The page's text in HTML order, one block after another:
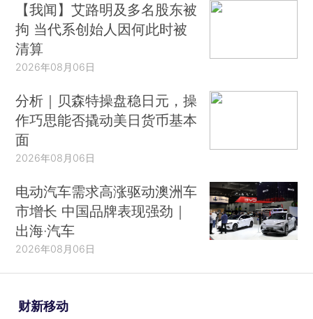
【我闻】艾路明及多名股东被
拘 当代系创始人因何此时被
清算
2026年08月06日
分析｜贝森特操盘稳日元，操
作巧思能否撬动美日货币基本
面
2026年08月06日
电动汽车需求高涨驱动澳洲车
市增长 中国品牌表现强劲｜
出海·汽车
2026年08月06日
财新移动